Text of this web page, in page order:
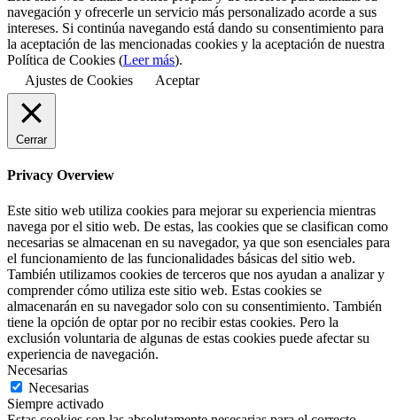
navegación y ofrecerle un servicio más personalizado acorde a sus
intereses. Si continúa navegando está dando su consentimiento para
la aceptación de las mencionadas cookies y la aceptación de nuestra
Política de Cookies (Leer más).
Ajustes de Cookies
Aceptar
Cerrar
Privacy Overview
Este sitio web utiliza cookies para mejorar su experiencia mientras
navega por el sitio web. De estas, las cookies que se clasifican como
necesarias se almacenan en su navegador, ya que son esenciales para
el funcionamiento de las funcionalidades básicas del sitio web.
También utilizamos cookies de terceros que nos ayudan a analizar y
comprender cómo utiliza este sitio web. Estas cookies se
almacenarán en su navegador solo con su consentimiento. También
tiene la opción de optar por no recibir estas cookies. Pero la
exclusión voluntaria de algunas de estas cookies puede afectar su
experiencia de navegación.
Necesarias
Necesarias
Siempre activado